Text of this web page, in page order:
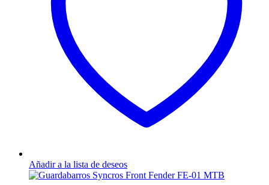
Añadir a la lista de deseos